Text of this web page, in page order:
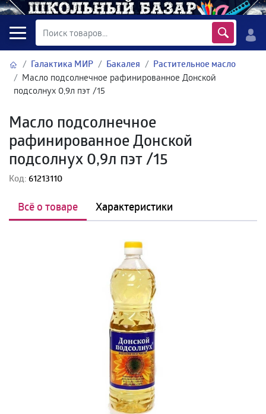
Галактика МИР Бакалея Растительное масло
Масло подсолнечное рафинированное Донской
подсолнух 0,9л пэт /15
Масло подсолнечное
рафинированное Донской
подсолнух 0,9л пэт /15
Код: 61213110
Всё о товаре Характеристики